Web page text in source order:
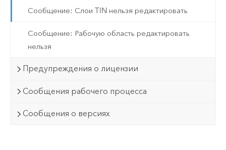
Сообщение: Слои TIN нельзя редактировать
Сообщение: Рабочую область редактировать
нельзя
Предупреждения о лицензии
Сообщения рабочего процесса
Сообщения о версиях